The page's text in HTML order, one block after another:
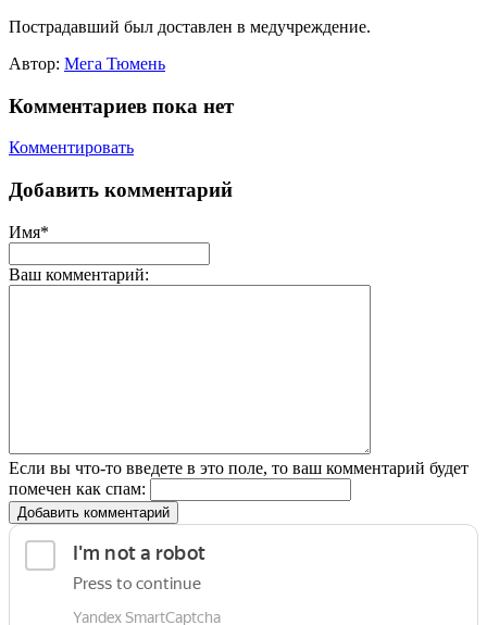
Пострадавший был доставлен в медучреждение.
Автор: Мега Тюмень
Комментариев пока нет
Комментировать
Добавить комментарий
Имя*
Ваш комментарий:
Если вы что-то введете в это поле, то ваш комментарий будет
помечен как спам:
Добавить комментарий